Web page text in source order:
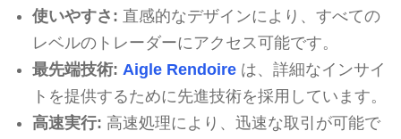
使いやすさ: 直感的なデザインにより、すべての
レベルのトレーダーにアクセス可能です。
最先端技術: Aigle Rendoireは、詳細なインサイ
トを提供するために先進技術を採用しています。
高速実行: 高速処理により、迅速な取引が可能で